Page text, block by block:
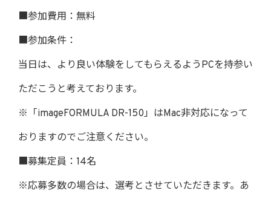
■参加費用：無料
■参加条件：
当日は、より良い体験をしてもらえるようPCを持参い
ただこうと考えております。
※「imageFORMULA DR-150」はMac非対応になって
おりますのでご注意ください。
■募集定員：14名
※応募多数の場合は、選考とさせていただきます。あ